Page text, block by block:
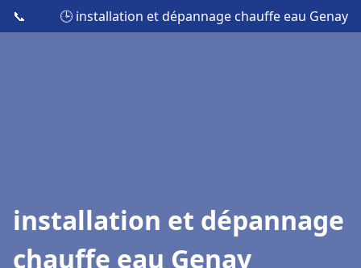
📞 🕒 installation et dépannage chauffe eau Genay
installation et dépannage
chauffe eau Genay